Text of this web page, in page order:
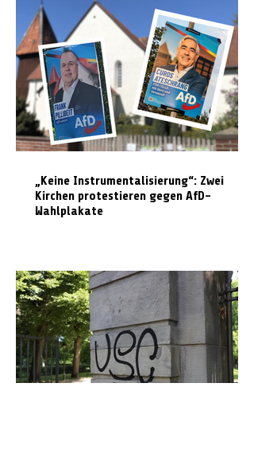
„Keine Instrumentalisierung“: Zwei
Kirchen protestieren gegen AfD-
Wahlplakate